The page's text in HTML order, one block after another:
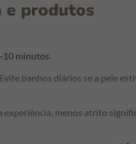
e produtos
minutos.
banhos diários se a pele
experiência, menos atrito